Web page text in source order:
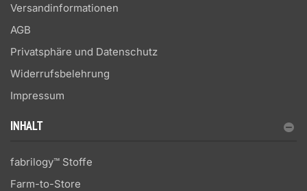
Versandinformationen
AGB
Privatsphäre und Datenschutz
Widerrufsbelehrung
Impressum
INHALT
fabrilogy™ Stoffe
Farm-to-Store